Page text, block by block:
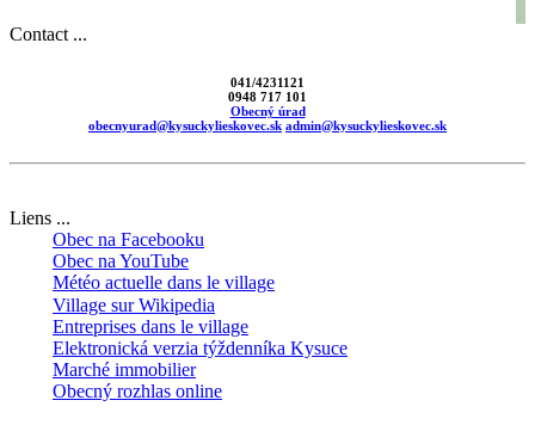
Contact ...
041/4231121
0948 717 101
Obecný úrad
obecnyurad@kysuckylieskovec.sk admin@kysuckylieskovec.sk
Liens ...
Obec na Facebooku
Obec na YouTube
Météo actuelle dans le village
Village sur Wikipedia
Entreprises dans le village
Elektronická verzia týždenníka Kysuce
Marché immobilier
Obecný rozhlas online